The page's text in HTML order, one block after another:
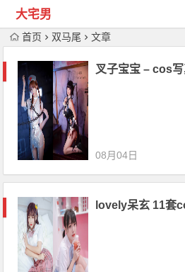
大宅男
首页 双马尾 文章
叉子宝宝 – cos
08月04日
lovely呆玄 11套